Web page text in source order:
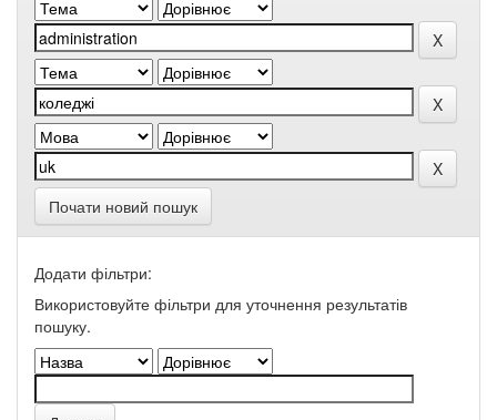
Почати новий пошук
Додати фільтри:
Використовуйте фільтри для уточнення результатів
пошуку.